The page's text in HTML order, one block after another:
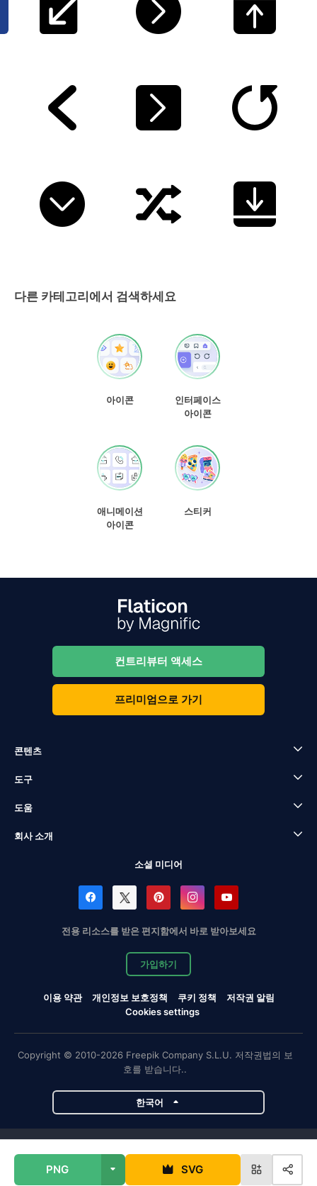
PNG SVG
다른 카테고리에서 검색하세요
아이콘
인터페이스
아이콘
애니메이션
아이콘
스티커
컨트리뷰터 액세스
프리미엄으로 가기
콘텐츠
도구
도움
회사 소개
소셜 미디어
전용 리소스를 받은 편지함에서 바로 받아보세요
가입하기
이용 약관 개인정보 보호정책 쿠키 정책
저작권 알림
Cookies settings
Copyright © 2010-2026 Freepik Company S.L.U. 저작권법의 보
호를 받습니다..
한국어